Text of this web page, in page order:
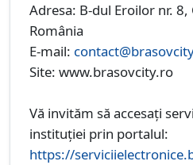
Adresa: B-dul Eroilor nr. 8,
România
E-mail:
Site: www.brasovcity.ro
Vă invităm să accesați
instituției prin portalul:
https://